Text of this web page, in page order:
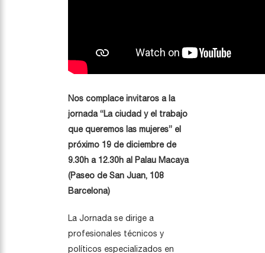
Nos complace invitaros a la
jornada “La ciudad y el trabajo
que queremos las mujeres” el
próximo 19 de diciembre de
9.30h a 12.30h al Palau Macaya
(Paseo de San Juan, 108
Barcelona)
La Jornada se dirige a
profesionales técnicos y
políticos especializados en